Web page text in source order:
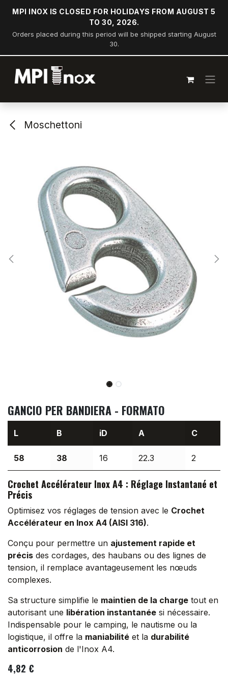
Passa al contenuto
MPI INOX IS CLOSED FOR HOLIDAYS FROM AUGUST 5
TO 30, 2026.
Orders placed during this period will be shipped starting August
30.
Moschettoni
GANCIO PER BANDIERA - FORMATO
L B iD A C
58 38 16 22.3 2
Crochet Accélérateur Inox A4 : Réglage Instantané et
Précis
Optimisez vos réglages de tension avec le Crochet
Accélérateur en Inox A4 (AISI 316).
Conçu pour permettre un ajustement rapide et
précis des cordages, des haubans ou des lignes de
tension, il remplace avantageusement les nœuds
complexes.
Sa structure simplifie le maintien de la charge tout en
autorisant une libération instantanée si nécessaire.
Indispensable pour le camping, le nautisme ou la
logistique, il offre la maniabilité et la durabilité
anticorrosion de l'Inox A4.
4,82 €